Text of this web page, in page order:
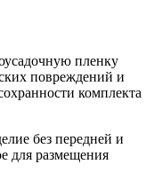
пленку
повреждений и
комплекта
без передней и
для размещения